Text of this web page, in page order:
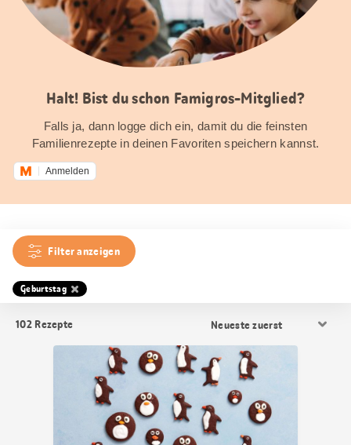
Halt! Bist du schon Famigros-Mitglied?
Falls ja, dann logge dich ein, damit du die feinsten
Familienrezepte in deinen Favoriten speichern kannst.
Anmelden
Filter anzeigen
Geburtstag
102 Rezepte
Sortierung